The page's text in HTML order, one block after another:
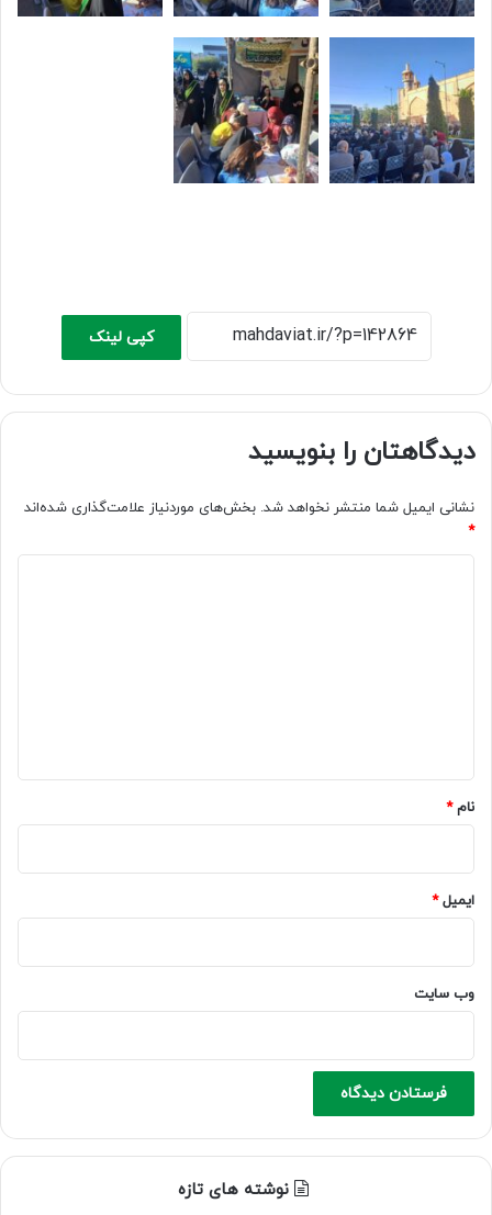
کپی لینک
دیدگاهتان را بنویسید
نشانی ایمیل شما منتشر نخواهد شد. بخش‌های موردنیاز علامت‌گذاری شده‌اند
*
نام*
ایمیل*
وب‌ سایت
نوشته های تازه